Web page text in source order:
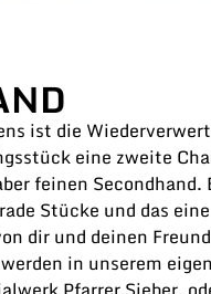
ist die
eine zweite
feinen Secondhand.
Stücke und das
dir und deinen
in unserem